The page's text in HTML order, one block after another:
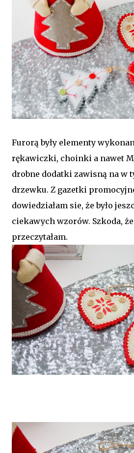
Furorą były elementy
rękawiczki, choinki a nawet
drobne dodatki zawisną na w
drzewku. Z gazetki
dowiedziałam sie, że było
ciekawych wzorów. Szkoda,
przeczytałam.